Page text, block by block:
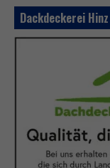
Dackdeckerei Hinz